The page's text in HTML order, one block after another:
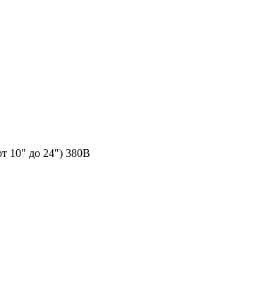
10" до 24") 380В